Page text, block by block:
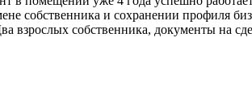
собственника и сохранении профиля
взрослых собственника, документы на